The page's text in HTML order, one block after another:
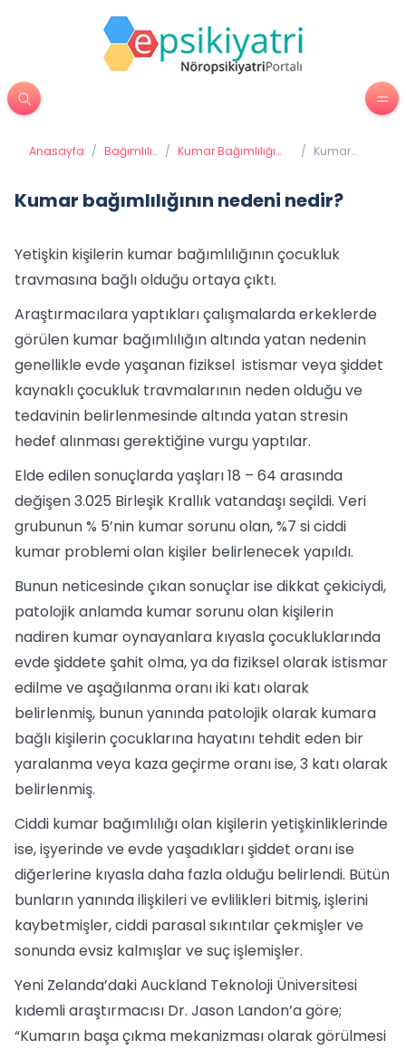
Anasayfa / Bağımlılık / Kumar Bağımlılığı
e-Psikiyatri
/ Kumar
nedir?
Kumar bağımlılığının nedeni nedir?
Yetişkin kişilerin kumar bağımlılığının çocukluk
travmasına bağlı olduğu ortaya çıktı.
Araştırmacılara yaptıkları çalışmalarda erkeklerde
görülen kumar bağımlılığın altında yatan nedenin
genellikle evde yaşanan fiziksel istismar veya şiddet
kaynaklı çocukluk travmalarının neden olduğu ve
tedavinin belirlenmesinde altında yatan stresin
hedef alınması gerektiğine vurgu yaptılar.
Elde edilen sonuçlarda yaşları 18 – 64 arasında
değişen 3.025 Birleşik Krallık vatandaşı seçildi. Veri
grubunun % 5’nin kumar sorunu olan, %7 si ciddi
kumar problemi olan kişiler belirlenecek yapıldı.
Bunun neticesinde çıkan sonuçlar ise dikkat çekiciydi,
patolojik anlamda kumar sorunu olan kişilerin
nadiren kumar oynayanlara kıyasla çocukluklarında
evde şiddete şahit olma, ya da fiziksel olarak istismar
edilme ve aşağılanma oranı iki katı olarak
belirlenmiş, bunun yanında patolojik olarak kumara
bağlı kişilerin çocuklarına hayatını tehdit eden bir
yaralanma veya kaza geçirme oranı ise, 3 katı olarak
belirlenmiş.
Ciddi kumar bağımlılığı olan kişilerin yetişkinliklerinde
ise, işyerinde ve evde yaşadıkları şiddet oranı ise
diğerlerine kıyasla daha fazla olduğu belirlendi. Bütün
bunların yanında ilişkileri ve evlilikleri bitmiş, işlerini
kaybetmişler, ciddi parasal sıkıntılar çekmişler ve
sonunda evsiz kalmışlar ve suç işlemişler.
Yeni Zelanda’daki Auckland Teknoloji Üniversitesi
kıdemli araştırmacısı Dr. Jason Landon’a göre;
“Kumarın başa çıkma mekanizması olarak görülmesi